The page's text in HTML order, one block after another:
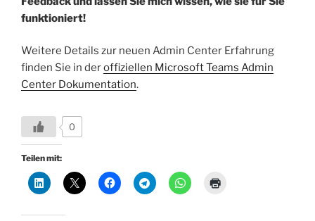
funktioniert!
Weitere Details zur neuen Admin Center Erfahrung
finden Sie in deroffiziellen Microsoft Teams Admin
Center Dokumentation.
0
Teilen mit: